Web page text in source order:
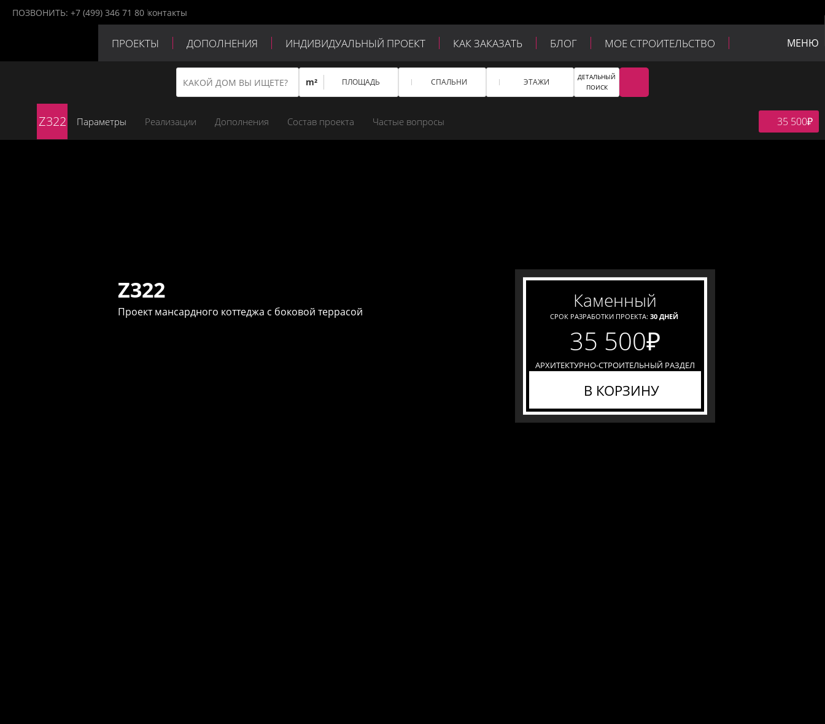
ПОЗВОНИТЬ: +7 (499) 346 71 80 контакты
ПРОЕКТЫ ДОПОЛНЕНИЯ ИНДИВИДУАЛЬНЫЙ ПРОЕКТ КАК ЗАКАЗАТЬ БЛОГ МОЕ СТРОИТЕЛЬСТВО
КОНТАКТЫ
МЕНЮ
m² ПЛОЩАДЬ СПАЛЬНИ ЭТАЖИ
ДЕТАЛЬНЫЙ
ПОИСК
Z322 Параметры Реализации Дополнения Состав проекта Частые вопросы 35 500₽
Z322
Проект мансардного коттеджа с боковой террасой каменный
СРОК РАЗРАБОТКИ ПРОЕКТА: 30 ДНЕЙ
35 500₽
АРХИТЕКТУРНО-СТРОИТЕЛЬНЫЙ РАЗДЕЛ
В КОРЗИНУ